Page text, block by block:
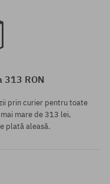
313 RON
prin curier pentru toate
mare de 313 lei,
plată aleasă.